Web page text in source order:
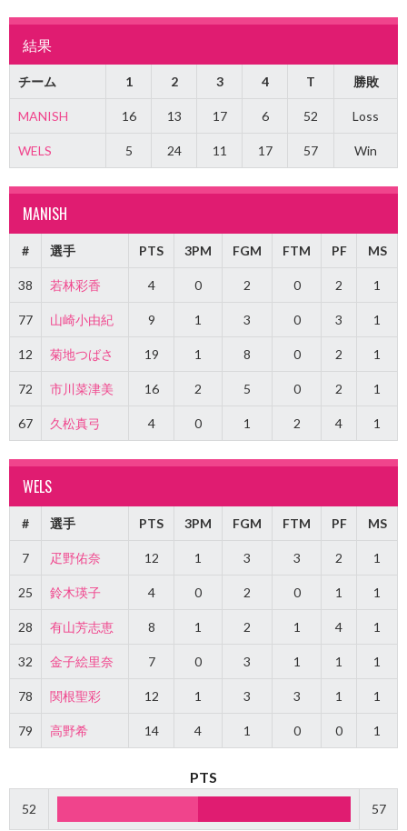
結果
チーム 1 2 3 4 T 勝敗
MANISH 16 13 17 6 52 Loss
WELS 5 24 11 17 57 Win
MANISH
# 選手 PTS 3PM FGM FTM PF MS
38 若林彩香 4 0 2 0 2 1
77 山崎小由紀 9 1 3 0 3 1
12 菊地つばさ 19 1 8 0 2 1
72 市川菜津美 16 2 5 0 2 1
67 久松真弓 4 0 1 2 4 1
WELS
# 選手 PTS 3PM FGM FTM PF MS
7 疋野佑奈 12 1 3 3 2 1
25 鈴木瑛子 4 0 2 0 1 1
28 有山芳志恵 8 1 2 1 4 1
32 金子絵里奈 7 0 3 1 1 1
78 関根聖彩 12 1 3 3 1 1
79 高野希 14 4 1 0 0 1
PTS
52 57